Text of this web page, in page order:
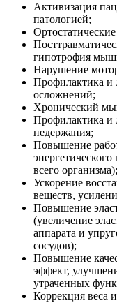
Активизация
патологией;
гипотрофия
Нарушение
Профилактика и
осложнений;
Хронический
Профилактика и
недержания;
Повышение
всего организма);
Ускорение
веществ,
Повышение
(увеличение
аппарата и
сосудов);
Повышение
эффект,
утраченных
Коррекция веса